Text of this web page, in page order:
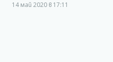
14 май 2020 в 17:11